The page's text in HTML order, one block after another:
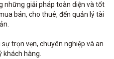
những giải pháp toàn diện và tốt
bán, cho thuê, đến quản lý tài
trọn vẹn, chuyên nghiệp và an
khách hàng.